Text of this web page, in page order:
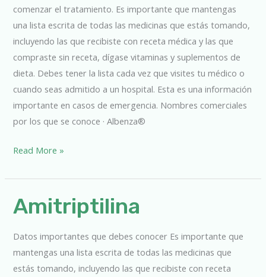
comenzar el tratamiento. Es importante que mantengas
una lista escrita de todas las medicinas que estás tomando,
incluyendo las que recibiste con receta médica y las que
compraste sin receta, dígase vitaminas y suplementos de
dieta. Debes tener la lista cada vez que visites tu médico o
cuando seas admitido a un hospital. Esta es una información
importante en casos de emergencia. Nombres comerciales
por los que se conoce · Albenza®
Read More »
Amitriptilina
Datos importantes que debes conocer Es importante que
mantengas una lista escrita de todas las medicinas que
estás tomando, incluyendo las que recibiste con receta
Amitriptilina